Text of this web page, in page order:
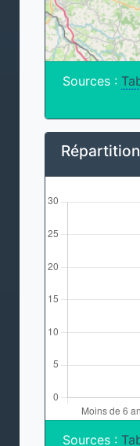
Sources :
Sources :